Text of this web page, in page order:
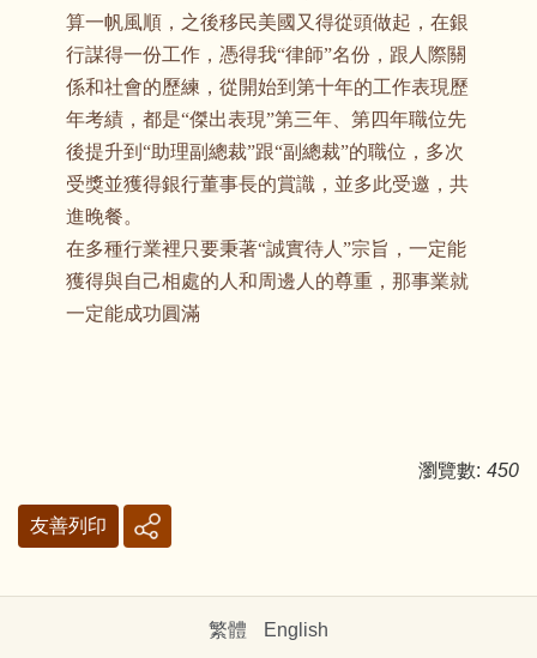
算一帆風順，之後移民美國又得從頭做起，在銀
行謀得一份工作，憑得我“律師”名份，跟人際關
係和社會的歷練，從開始到第十年的工作表現歷
年考績，都是“傑出表現”第三年、第四年職位先
後提升到“助理副總裁”跟“副總裁”的職位，多次
受獎並獲得銀行董事長的賞識，並多此受邀，共
進晚餐。
在多種行業裡只要秉著“誠實待人”宗旨，一定能
獲得與自己相處的人和周邊人的尊重，那事業就
一定能成功圓滿
瀏覽數: 450
友善列印
繁體 English